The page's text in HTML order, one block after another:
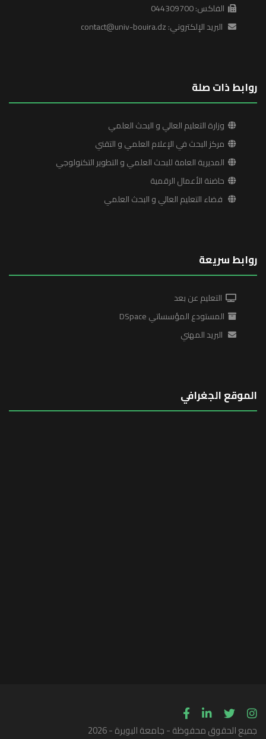
الفاكس: 044309700
البريد الإلكتروني: contact@univ-bouira.dz
روابط ذات صلة
وزارة التعليم العالي و البحث العلمي
مركز البحث في الإعلام العلمي و التقني
المديرية العامة للبحث العلمي و التطوير التكنولوجي
حاضنة الأعمال الرقمية
فضاء التعليم العالي و البحث العلمي
روابط سريعة
التعليم عن بعد
المستودع المؤسساتي DSpace
البريد المهني
الموقع الجغرافي
جميع الحقوق محفوظة - جامعة البويرة - 2026